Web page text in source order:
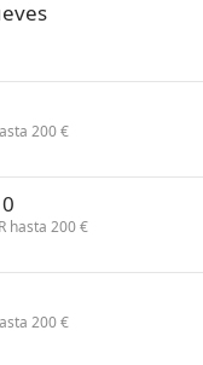
200 €
hasta 200 €
200 €